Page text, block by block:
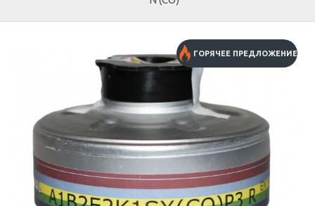
ГОРЯЧЕЕ ПРЕДЛОЖЕНИЕ